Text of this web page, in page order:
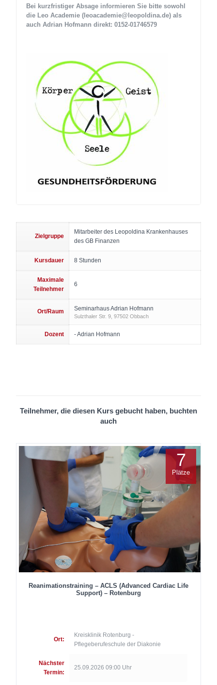
Bei kurzfristiger Absage informieren Sie bitte sowohl
die Leo Academie (leoacademie@leopoldina.de) als
auch Adrian Hofmann direkt: 0152-01746579
Zielgruppe
Mitarbeiter des Leopoldina Krankenhauses
des GB Finanzen
Kursdauer 8 Stunden
Maximale
Teilnehmer
6
Ort/Raum Seminarhaus Adrian Hofmann
Sulzthaler Str. 9, 97502 Obbach
Dozent - Adrian Hofmann
Teilnehmer, die diesen Kurs gebucht haben, buchten
auch
Reanimationstraining – ACLS (Advanced Cardiac Life
Support) – Rotenburg
Ort:
Kreisklinik Rotenburg -
Pflegeberufeschule der Diakonie
Nächster
Termin:
25.09.2026 09:00 Uhr
7
Plätze